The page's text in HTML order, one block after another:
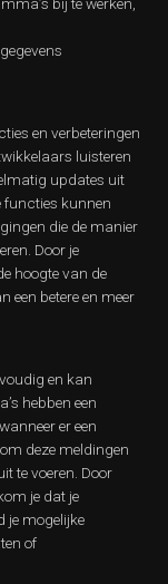
en verbeteringen
luisteren
updates uit
functies kunnen
die de manier
Door je
hoogte van de
een betere en meer
en kan
hebben een
er een
deze meldingen
te voeren. Door
je dat je
je mogelijke
of